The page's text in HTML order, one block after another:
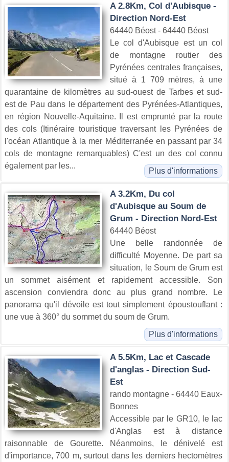
A 2.8Km, Col d'Aubisque -
Direction Nord-Est
64440 Béost - 64440 Béost
Le col d'Aubisque est un col
de montagne routier des
Pyrénées centrales françaises,
situé à 1 709 mètres, à une
quarantaine de kilomètres au sud-ouest de Tarbes et sud-
est de Pau dans le département des Pyrénées-Atlantiques,
en région Nouvelle-Aquitaine. Il est emprunté par la route
des cols (Itinéraire touristique traversant les Pyrénées de
l'océan Atlantique à la mer Méditerranée en passant par 34
cols de montagne remarquables) C'est un des col connu
également par les...
Plus d'informations
A 3.2Km, Du col
d'Aubisque au Soum de
Grum - Direction Nord-Est
64440 Béost
Une belle randonnée de
difficulté Moyenne. De part sa
situation, le Soum de Grum est
un sommet aisément et rapidement accessible. Son
ascension conviendra donc au plus grand nombre. Le
panorama qu'il dévoile est tout simplement époustouflant :
une vue à 360° du sommet du soum de Grum.
Plus d'informations
A 5.5Km, Lac et Cascade
d'anglas - Direction Sud-
Est
rando montagne - 64440 Eaux-
Bonnes
Accessible par le GR10, le lac
d'Anglas est à distance
raisonnable de Gourette. Néanmoins, le dénivelé est
d'importance, 700 m, surtout dans les derniers hectomètres